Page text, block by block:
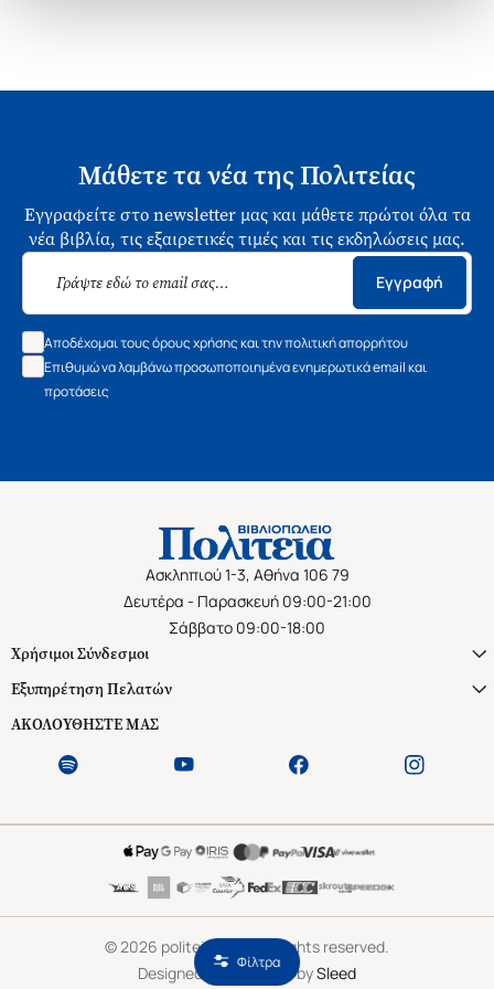
Φίλτρα
Μάθετε τα νέα της Πολιτείας
Εγγραφείτε στο newsletter μας και μάθετε πρώτοι όλα τα
νέα βιβλία, τις εξαιρετικές τιμές και τις εκδηλώσεις μας.
Εγγραφή
Αποδέχομαι τους όρους χρήσης και την πολιτική απορρήτου
Επιθυμώ να λαμβάνω προσωποποιημένα ενημερωτικά email και
προτάσεις
Ασκληπιού 1-3, Αθήνα 106 79
Δευτέρα - Παρασκευή 09:00-21:00
Σάββατο 09:00-18:00
Χρήσιμοι Σύνδεσμοι
Εξυπηρέτηση Πελατών
ΑΚΟΛΟΥΘΗΣΤΕ ΜΑΣ
© 2026 politeianet.gr All rights reserved.
Designed & Developed bySleed